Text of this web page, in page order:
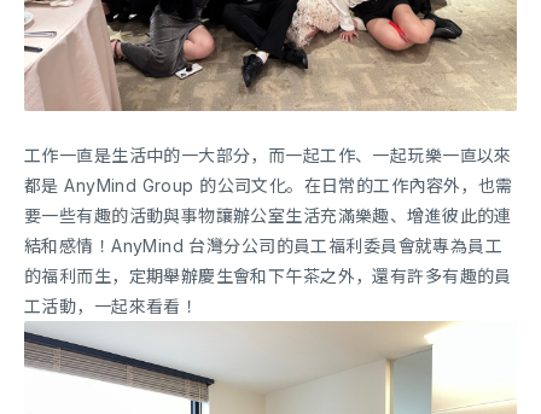
工作一直是生活中的一大部分，而一起工作、一起玩樂一直以來
都是 AnyMind Group 的公司文化。在日常的工作內容外，也需
要一些有趣的活動與事物讓辦公室生活充滿樂趣、增進彼此的連
結和感情！AnyMind 台灣分公司的員工福利委員會就專為員工
的福利而生，定期舉辦慶生會和下午茶之外，還有許多有趣的員
工活動，一起來看看！